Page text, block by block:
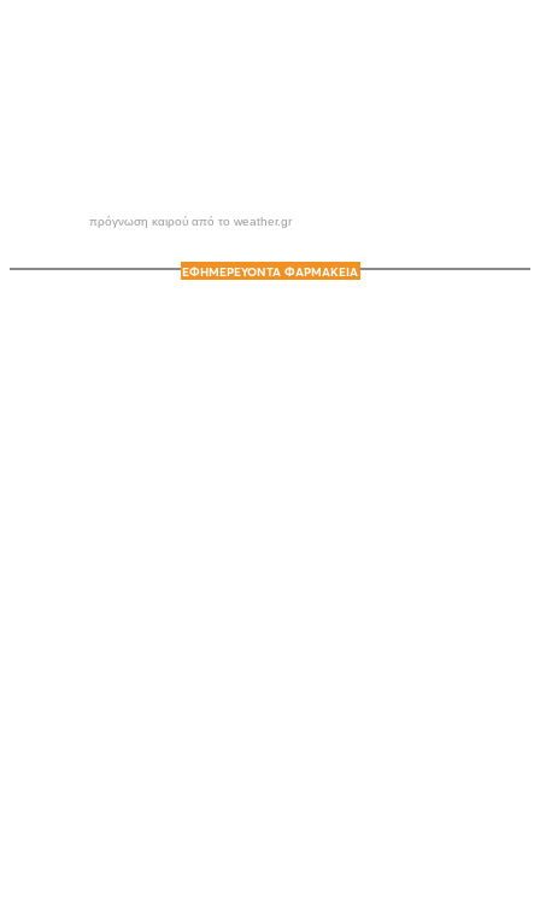
πρόγνωση καιρού από το weather.gr
ΕΦΗΜΕΡΕΥΟΝΤΑ ΦΑΡΜΑΚΕΙΑ